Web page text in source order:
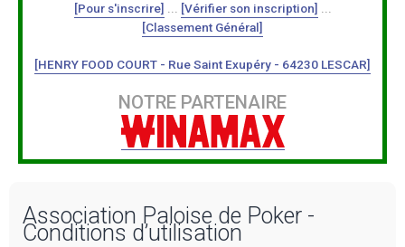
[Pour s'inscrire] [Vérifier son inscription]
[Classement Général]
[HENRY FOOD COURT - Rue Saint Exupéry - 64230 LESCAR]
NOTRE PARTENAIRE
Association Paloise de Poker -
Conditions d’utilisation